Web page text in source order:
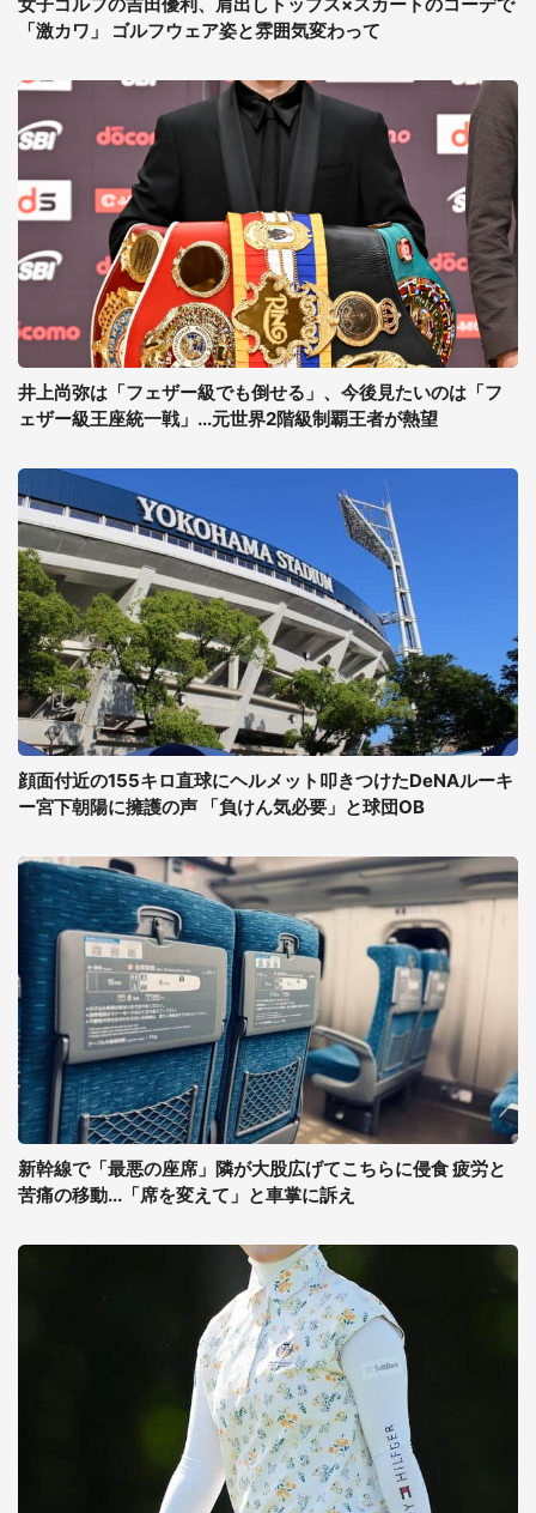
「激カワ」 ゴルフウェア姿と雰囲気変わって
井上尚弥は「フェザー級でも倒せる」、今後見たいのは「フ
ェザー級王座統一戦」...元世界2階級制覇王者が熱望
顔面付近の155キロ直球にヘルメット叩きつけたDeNAルーキ
ー宮下朝陽に擁護の声 「負けん気必要」と球団OB
新幹線で「最悪の座席」隣が大股広げてこちらに侵食 疲労と
苦痛の移動...「席を変えて」と車掌に訴え